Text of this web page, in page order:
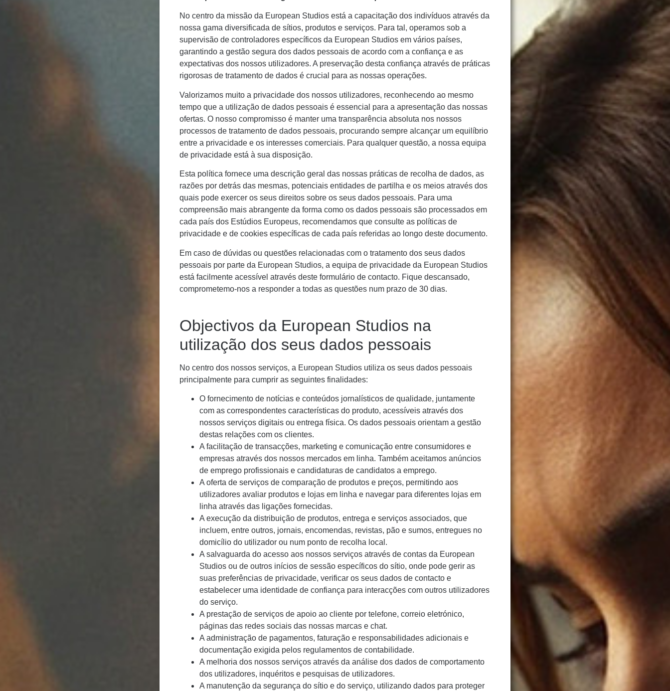
No centro da missão da European Studios está a capacitação dos indivíduos através da
nossa gama diversificada de sítios, produtos e serviços. Para tal, operamos sob a
supervisão de controladores específicos da European Studios em vários países,
garantindo a gestão segura dos dados pessoais de acordo com a confiança e as
expectativas dos nossos utilizadores. A preservação desta confiança através de práticas
rigorosas de tratamento de dados é crucial para as nossas operações.
Valorizamos muito a privacidade dos nossos utilizadores, reconhecendo ao mesmo
tempo que a utilização de dados pessoais é essencial para a apresentação das nossas
ofertas. O nosso compromisso é manter uma transparência absoluta nos nossos
processos de tratamento de dados pessoais, procurando sempre alcançar um equilíbrio
entre a privacidade e os interesses comerciais. Para qualquer questão, a nossa equipa
de privacidade está à sua disposição.
Esta política fornece uma descrição geral das nossas práticas de recolha de dados, as
razões por detrás das mesmas, potenciais entidades de partilha e os meios através dos
quais pode exercer os seus direitos sobre os seus dados pessoais. Para uma
compreensão mais abrangente da forma como os dados pessoais são processados em
cada país dos Estúdios Europeus, recomendamos que consulte as políticas de
privacidade e de cookies específicas de cada país referidas ao longo deste documento.
Em caso de dúvidas ou questões relacionadas com o tratamento dos seus dados
pessoais por parte da European Studios, a equipa de privacidade da European Studios
está facilmente acessível através deste formulário de contacto. Fique descansado,
comprometemo-nos a responder a todas as questões num prazo de 30 dias.
Objectivos da European Studios na
utilização dos seus dados pessoais
No centro dos nossos serviços, a European Studios utiliza os seus dados pessoais
principalmente para cumprir as seguintes finalidades:
O fornecimento de notícias e conteúdos jornalísticos de qualidade, juntamente
com as correspondentes características do produto, acessíveis através dos
nossos serviços digitais ou entrega física. Os dados pessoais orientam a gestão
destas relações com os clientes.
A facilitação de transacções, marketing e comunicação entre consumidores e
empresas através dos nossos mercados em linha. Também aceitamos anúncios
de emprego profissionais e candidaturas de candidatos a emprego.
A oferta de serviços de comparação de produtos e preços, permitindo aos
utilizadores avaliar produtos e lojas em linha e navegar para diferentes lojas em
linha através das ligações fornecidas.
A execução da distribuição de produtos, entrega e serviços associados, que
incluem, entre outros, jornais, encomendas, revistas, pão e sumos, entregues no
domicílio do utilizador ou num ponto de recolha local.
A salvaguarda do acesso aos nossos serviços através de contas da European
Studios ou de outros inícios de sessão específicos do sítio, onde pode gerir as
suas preferências de privacidade, verificar os seus dados de contacto e
estabelecer uma identidade de confiança para interacções com outros utilizadores
do serviço.
A prestação de serviços de apoio ao cliente por telefone, correio eletrónico,
páginas das redes sociais das nossas marcas e chat.
A administração de pagamentos, faturação e responsabilidades adicionais e
documentação exigida pelos regulamentos de contabilidade.
A melhoria dos nossos serviços através da análise dos dados de comportamento
dos utilizadores, inquéritos e pesquisas de utilizadores.
A manutenção da segurança do sítio e do serviço, utilizando dados para proteger